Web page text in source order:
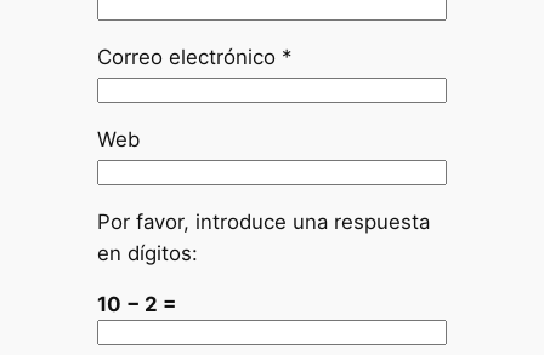
Correo electrónico *
Web
Por favor, introduce una respuesta
en dígitos:
10 − 2 =